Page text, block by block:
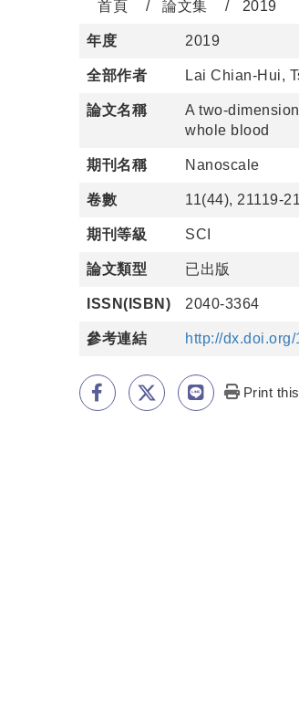
首頁 論文集 2019
年度 2019
全部作者 Lai Chian-Hui,
論文名稱
A two-
whole blood
期刊名稱 Nanoscale
卷數 11(44), 21119-
期刊等級 SCI
論文類型 已出版
ISSN(ISBN) 2040-3364
參考連結 http://
Print